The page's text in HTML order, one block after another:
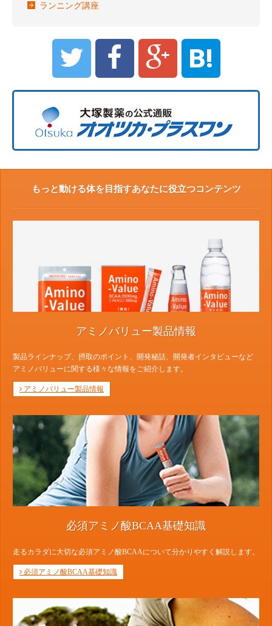
ランニング講座
B!
もっと動ける体を目指すあなたに役立つコンテンツ
アミノバリュー製品情報
製品ラインナップ、摂取のポイント、開発秘話、開発者インタビューなど
アミノバリューに関する様々な情報をご紹介します。
アミノバリュー製品情報
必須アミノ酸BCAA基礎知識
走るカラダに大切な必須アミノ酸BCAAについて分かりやすく解説します。
必須アミノ酸BCAA基礎知識